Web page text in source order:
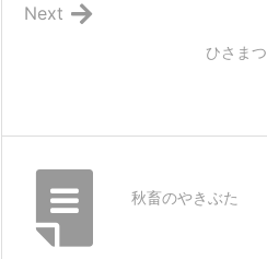
ひさま
Next
秋畜のやきぶた